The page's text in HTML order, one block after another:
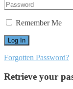
Remember Me
Forgotten Password?
Retrieve your